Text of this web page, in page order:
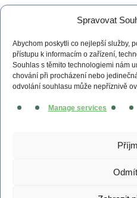
Spravovat
Abychom poskytli co nejlepší služby,
přístupu k informacím o zařízení,
Souhlas s těmito technologiemi nám
chování při procházení nebo
odvolání souhlasu může nepříznivě
Manage services
iRobot OS
Technologie vSLAM®
Novinky
Tiskové zprávy
Kontakt